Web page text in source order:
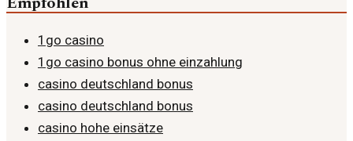
1go casino
1go casino bonus ohne einzahlung
casino deutschland bonus
casino deutschland bonus
casino hohe einsätze